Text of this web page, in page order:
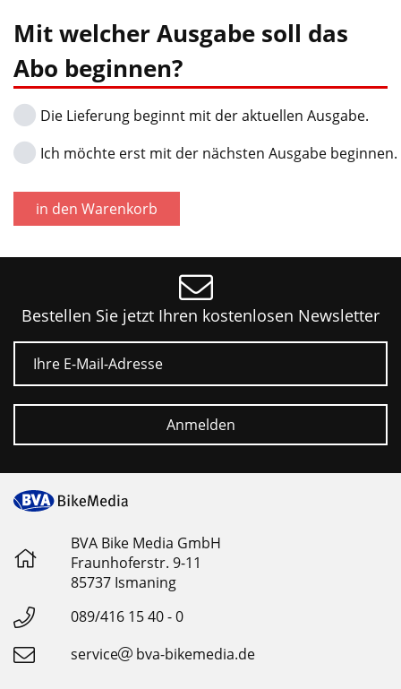
Mit welcher Ausgabe soll das
Abo beginnen?
Die Lieferung beginnt mit der aktuellen Ausgabe.
Ich möchte erst mit der nächsten Ausgabe beginnen.
in den Warenkorb
Bestellen Sie jetzt Ihren kostenlosen Newsletter
E-Mail
Anmelden
BVA Bike Media GmbH
Fraunhoferstr. 9-11
85737 Ismaning
089/416 15 40 - 0
service
bva-bikemedia.de